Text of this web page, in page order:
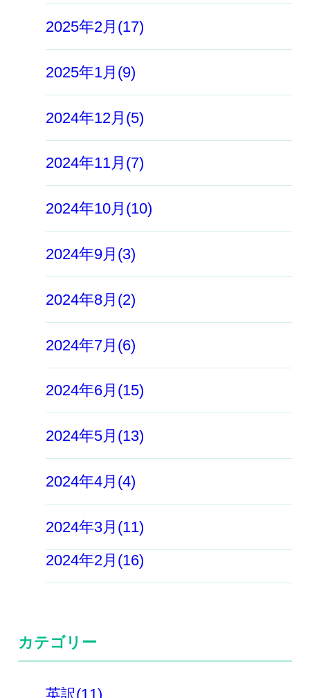
2025年2月(17)
2025年1月(9)
2024年12月(5)
2024年11月(7)
2024年10月(10)
2024年9月(3)
2024年8月(2)
2024年7月(6)
2024年6月(15)
2024年5月(13)
2024年4月(4)
2024年3月(11)
2024年2月(16)
カテゴリー
英訳(11)